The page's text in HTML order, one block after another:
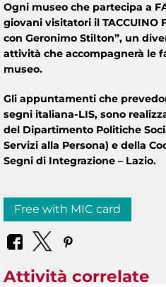
Ogni museo che partecipa a
giovani visitatori il TACCUINO
con Geronimo Stilton”, un
attività che accompagnerà le
museo.
Gli appuntamenti che
segni italiana-LIS, sono
del Dipartimento Politiche
Servizi alla Persona) e della
Segni di Integrazione – Lazio.
Free with MIC card
Attività correlate